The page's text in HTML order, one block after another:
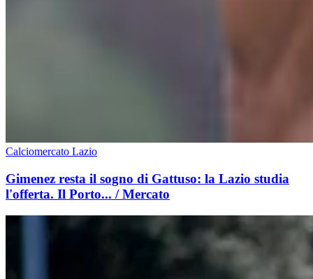
Calciomercato Lazio
Gimenez resta il sogno di Gattuso: la Lazio studia
l'offerta. Il Porto... / Mercato